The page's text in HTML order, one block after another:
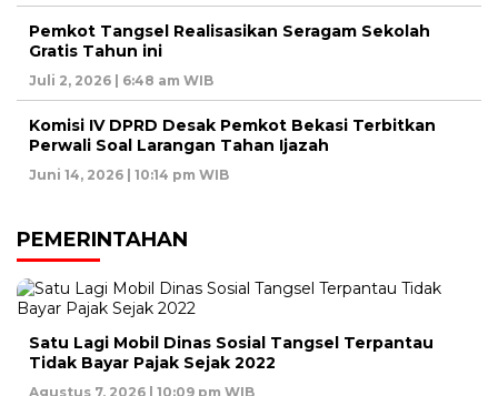
Pemkot Tangsel Realisasikan Seragam Sekolah
Gratis Tahun ini
Juli 2, 2026 | 6:48 am WIB
Komisi IV DPRD Desak Pemkot Bekasi Terbitkan
Perwali Soal Larangan Tahan Ijazah
Juni 14, 2026 | 10:14 pm WIB
PEMERINTAHAN
Satu Lagi Mobil Dinas Sosial Tangsel Terpantau
Tidak Bayar Pajak Sejak 2022
Agustus 7, 2026 | 10:09 pm WIB